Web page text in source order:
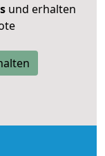
und erhalten